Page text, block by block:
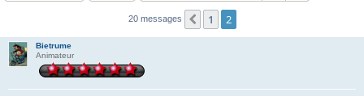
20 messages Précédente
1 2
Bietrume
Animateur